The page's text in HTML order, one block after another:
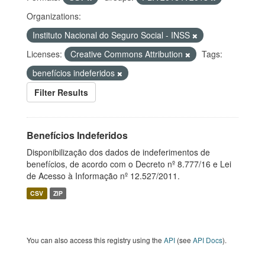
Organizations:
Instituto Nacional do Seguro Social - INSS
Licenses:
Creative Commons Attribution
Tags:
benefícios indeferidos
Filter Results
Benefícios Indeferidos
Disponibilização dos dados de indeferimentos de
benefícios, de acordo com o Decreto nº 8.777/16 e Lei
de Acesso à Informação nº 12.527/2011.
CSV ZIP
You can also access this registry using the API (see API Docs).